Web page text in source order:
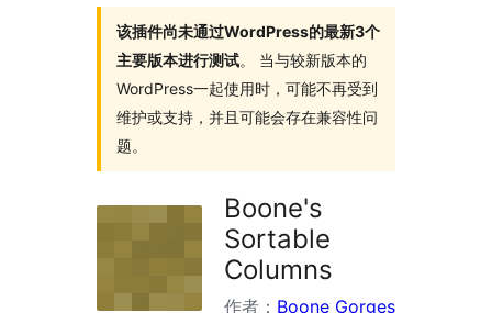
该插件尚未通过WordPress的最新3个
主要版本进行测试。 当与较新版本的
WordPress一起使用时，可能不再受到
维护或支持，并且可能会存在兼容性问
题。
Boone's
Sortable
Columns
作者： Boone Gorges